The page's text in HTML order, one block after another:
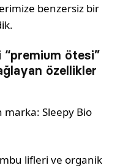
benzersiz bir
“premium ötesi”
özellikler
lifleri ve organik